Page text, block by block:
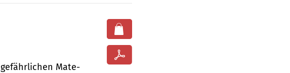
ge­fähr­lichen Mate­